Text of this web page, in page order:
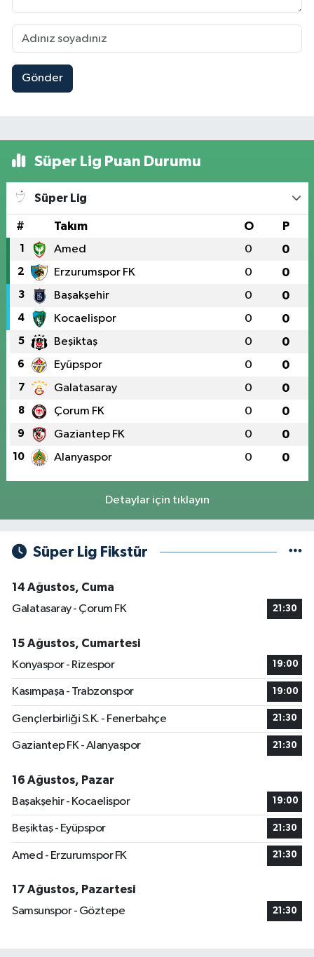
Gönder
Süper Lig Puan Durumu
Süper Lig
# Takım O P
1 Amed 0 0
2 Erzurumspor FK 0 0
3 Başakşehir 0 0
4 Kocaelispor 0 0
5 Beşiktaş 0 0
6 Eyüpspor 0 0
7 Galatasaray 0 0
8 Çorum FK 0 0
9 Gaziantep FK 0 0
10 Alanyaspor 0 0
Detaylar için tıklayın
Süper Lig Fikstür
14 Ağustos, Cuma
Galatasaray - Çorum FK
21:30
15 Ağustos, Cumartesi
Konyaspor - Rizespor
19:00
Kasımpaşa - Trabzonspor 19:00
Gençlerbirliği S.K. - Fenerbahçe 21:30
Gaziantep FK - Alanyaspor 21:30
16 Ağustos, Pazar
Başakşehir - Kocaelispor
19:00
Beşiktaş - Eyüpspor 21:30
Amed - Erzurumspor FK 21:30
17 Ağustos, Pazartesi
Samsunspor - Göztepe
21:30